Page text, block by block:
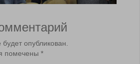
опубликован.
помечены *